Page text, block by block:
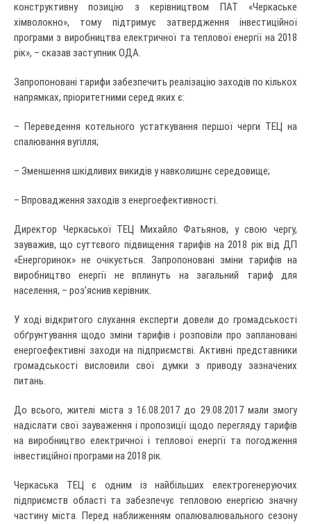
конструктивну позицію з керівництвом ПАТ «Черкаське
хімволокно», тому підтримує затвердження інвестиційної
програми з виробництва електричної та теплової енергії на 2018
рік», – сказав заступник ОДА.
Запропоновані тарифи забезпечить реалізацію заходів по кількох
напрямках, пріоритетними серед яких є:
– Переведення котельного устаткування першої черги ТЕЦ на
спалювання вугілля;
– Зменшення шкідливих викидів у навколишнє середовище;
– Впровадження заходів з енергоефективності.
Директор Черкаської ТЕЦ Михайло Фатьянов, у свою чергу,
зауважив, що суттєвого підвищення тарифів на 2018 рік від ДП
«Енергоринок» не очікується. Запропоновані зміни тарифів на
виробництво енергії не вплинуть на загальний тариф для
населення, – роз’яснив керівник.
У ході відкритого слухання експерти довели до громадськості
обґрунтування щодо зміни тарифів і розповіли про заплановані
енергоефективні заходи на підприємстві. Активні представники
громадськості висловили свої думки з приводу зазначених
питань.
До всього, жителі міста з 16.08.2017 до 29.08.2017 мали змогу
надіслати свої зауваження і пропозиції щодо перегляду тарифів
на виробництво електричної і теплової енергії та погодження
інвестиційної програми на 2018 рік.
Черкаська ТЕЦ є одним із найбільших електрогенеруючих
підприємств області та забезпечує тепловою енергією значну
частину міста. Перед наближенням опалювалювального сезону